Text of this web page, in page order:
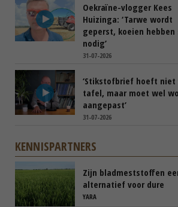
Oekraïne-vlogger Kees
Huizinga: ‘Tarwe wordt
geperst, koeien hebben
nodig’
31-07-2026
‘Stikstofbrief hoeft niet
tafel, maar moet wel
aangepast’
31-07-2026
KENNISPARTNERS
Zijn bladmeststoffen
alternatief voor dure
kunstmest?
YARA